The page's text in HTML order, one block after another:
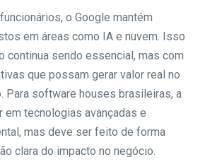
o Google mantém
em áreas como IA e nuvem. Isso
continua sendo essencial, mas com
que possam gerar valor real no
Para software houses brasileiras, a
em tecnologias avançadas e
mas deve ser feito de forma
clara do impacto no negócio.